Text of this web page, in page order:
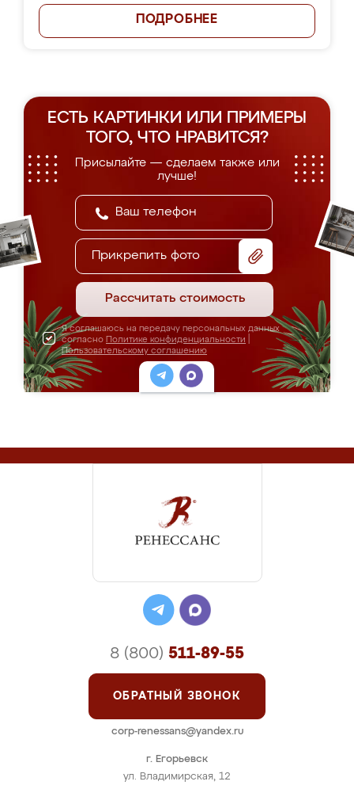
ПОДРОБНЕЕ
ЕСТЬ КАРТИНКИ ИЛИ ПРИМЕРЫ
ТОГО, ЧТО НРАВИТСЯ?
Присылайте — сделаем также или
лучше!
Прикрепить фото
Рассчитать стоимость
Я соглашаюсь на передачу персональных данных
согласно Политике конфиденциальности
Пользовательскому соглашению
г. Егорьевск
ул. Владимирская, 12
8 (800) 511-89-55
ОБРАТНЫЙ ЗВОНОК
corp-renessans@yandex.ru